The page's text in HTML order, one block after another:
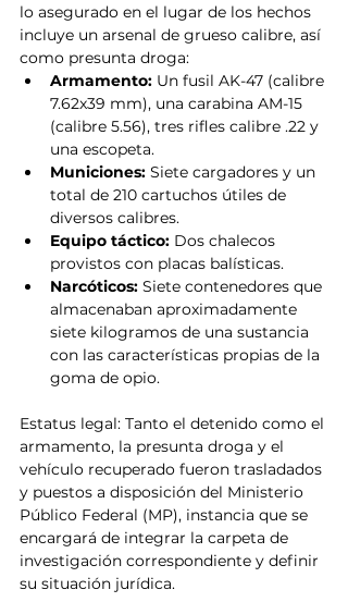
lo asegurado en el lugar de los hechos
incluye un arsenal de grueso calibre, así
como presunta droga:
Armamento: Un fusil AK-47 (calibre
7.62x39 mm), una carabina AM-15
(calibre 5.56), tres rifles calibre .22 y
una escopeta.
Municiones: Siete cargadores y un
total de 210 cartuchos útiles de
diversos calibres.
Equipo táctico: Dos chalecos
provistos con placas balísticas.
Narcóticos: Siete contenedores que
almacenaban aproximadamente
siete kilogramos de una sustancia
con las características propias de la
goma de opio.
Estatus legal: Tanto el detenido como el
armamento, la presunta droga y el
vehículo recuperado fueron trasladados
y puestos a disposición del Ministerio
Público Federal (MP), instancia que se
encargará de integrar la carpeta de
investigación correspondiente y definir
su situación jurídica.